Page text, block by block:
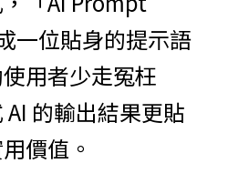
一位貼身的提示語
用者少走冤枉
的輸出結果更貼
價值。